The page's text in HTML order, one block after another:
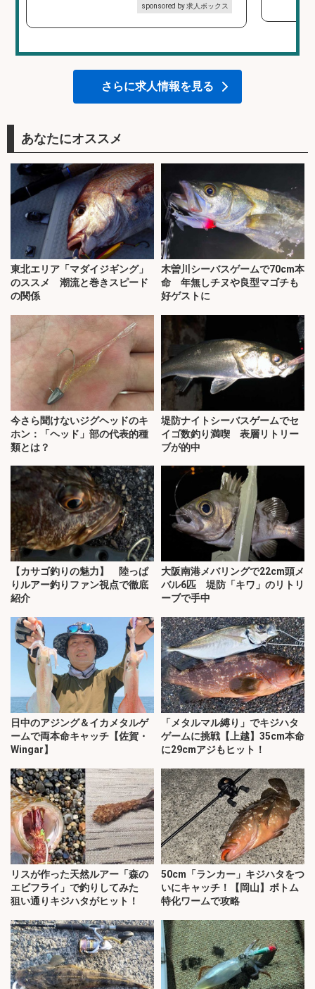
sponsored by 求人ボックス
さらに求人情報を見る
あなたにオススメ
東北エリア「マダイジギング」
のススメ 潮流と巻きスピード
の関係
木曽川シーバスゲームで70cm本
命 年無しチヌや良型マゴチも
好ゲストに
今さら聞けないジグヘッドのキ
ホン：「ヘッド」部の代表的種
類とは？
堤防ナイトシーバスゲームでセ
イゴ数釣り満喫 表層リトリー
ブが的中
【カサゴ釣りの魅力】 陸っぱ
りルアー釣りファン視点で徹底
紹介
大阪南港メバリングで22cm頭メ
バル6匹 堤防「キワ」のリトリ
ーブで手中
日中のアジング＆イカメタルゲ
ームで両本命キャッチ【佐賀・
Wingar】
「メタルマル縛り」でキジハタ
ゲームに挑戦【上越】35cm本命
に29cmアジもヒット！
リスが作った天然ルアー「森の
エビフライ」で釣りしてみた
狙い通りキジハタがヒット！
50cm「ランカー」キジハタをつ
いにキャッチ！【岡山】ボトム
特化ワームで攻略